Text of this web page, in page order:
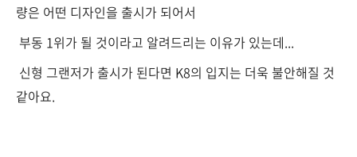
량은 어떤 디자인을 출시가 되어서
부동 1위가 될 것이라고 알려드리는 이유가 있는데...
신형 그랜저가 출시가 된다면 K8의 입지는 더욱 불안해질 것
같아요.